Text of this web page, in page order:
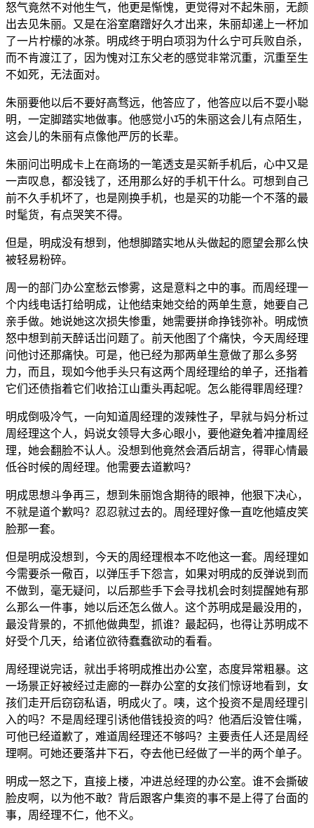
怒气竟然不对他生气，他更是惭愧，更觉得对不起朱丽，无颜
出去见朱丽。又是在浴室磨蹭好久才出来，朱丽却递上一杯加
了一片柠檬的冰茶。明成终于明白项羽为什么宁可兵败自杀，
而不肯渡江了，因为愧对江东父老的感觉非常沉重，沉重至生
不如死，无法面对。
朱丽要他以后不要好高骛远，他答应了，他答应以后不耍小聪
明，一定脚踏实地做事。他感觉小巧的朱丽这会儿有点陌生，
这会儿的朱丽有点像他严厉的长辈。
朱丽问岀明成卡上在商场的一笔透支是买新手机后，心中又是
一声叹息，都没钱了，还用那么好的手机干什么。可想到自己
前不久手机坏了，也是刚换手机，也是买的功能一个不落的最
时髦货，有点哭笑不得。
但是，明成没有想到，他想脚踏实地从头做起的愿望会那么快
被轻易粉碎。
周一的部门办公室愁云惨雾，这是意料之中的事。而周经理一
个内线电话打给明成，让他结束她交给的两单生意，她要自己
亲手做。她说她这次损失惨重，她需要拼命挣钱弥补。明成愤
怒中想到前天醉话岀问题了。前天他图了个痛快，今天周经理
问他讨还那痛快。可是，他已经为那两单生意做了那么多努
力，而且，现如今他手头只有这两个周经理给的单子，还指着
它们还债指着它们收拾江山重头再起呢。怎么能得罪周经理？
明成倒吸冷气，一向知道周经理的泼辣性子，早就与妈分析过
周经理这个人，妈说女领导大多心眼小，要他避免着冲撞周经
理，她会翻脸不认人。没想到他竟然会酒后胡言，得罪心情最
低谷时候的周经理。他需要去道歉吗？
明成思想斗争再三，想到朱丽饱含期待的眼神，他狠下决心，
不就是道个歉吗？忍忍就过去的。周经理好像一直吃他嬉皮笑
脸那一套。
但是明成没想到，今天的周经理根本不吃他这一套。周经理如
今需要杀一儆百，以弹压手下怨言，如果对明成的反弹说到而
不做到，毫无疑问，以后那些手下会寻找机会时刻提醒她有那
么那么一件事，她以后还怎么做人。这个苏明成是最没用的，
最没背景的，不抓他做典型，抓谁？最起码，也得让苏明成不
好受个几天，给诸位欲待蠢蠢欲动的看看。
周经理说完话，就出手将明成推出办公室，态度异常粗暴。这
一场景正好被经过走廊的一群办公室的女孩们惊讶地看到，女
孩们走开后窃窃私语，明成火了。咦，这个投资不是周经理引
入的吗？不是周经理引诱他借钱投资的吗？他酒后没管住嘴，
可他已经道歉了，难道周经理还不够吗？主要责任人还是周经
理啊。可她还要落井下石，夺去他已经做了一半的两个单子。
明成一怒之下，直接上楼，冲进总经理的办公室。谁不会撕破
脸皮啊，以为他不敢？背后跟客户集资的事不是上得了台面的
事，周经理不仁，他不义。